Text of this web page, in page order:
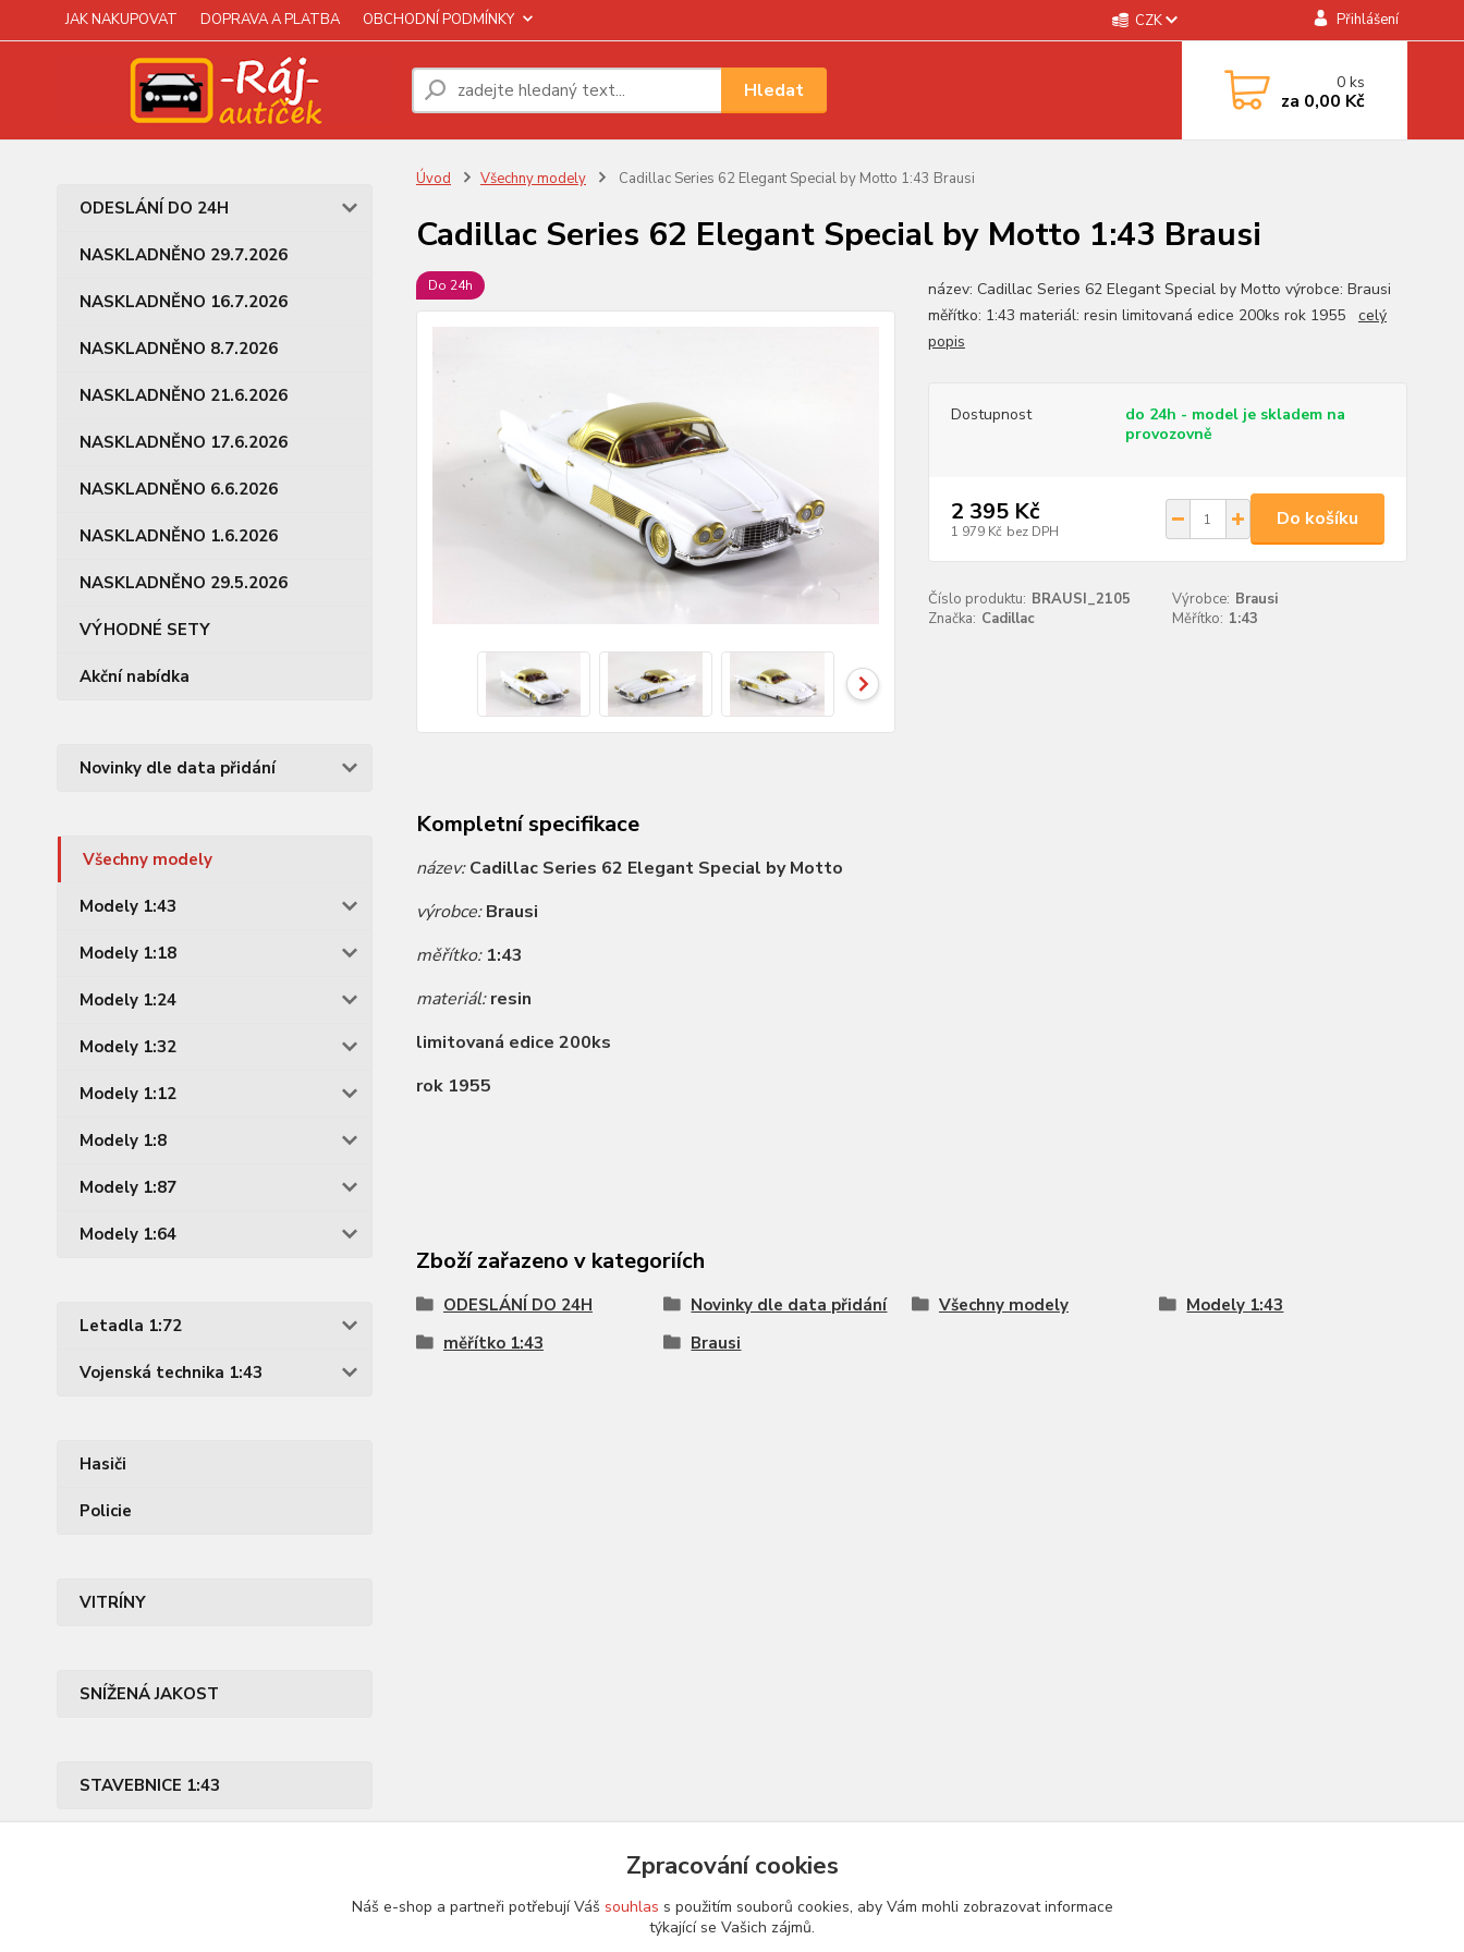
JAK NAKUPOVAT DOPRAVA A PLATBA OBCHODNÍ PODMÍNKY CZK Přihlášení
Hledat 0ks
za 0,00 Kč
ODESLÁNÍ DO 24H
NASKLADNĚNO 29.7.2026
NASKLADNĚNO 16.7.2026
NASKLADNĚNO 8.7.2026
NASKLADNĚNO 21.6.2026
NASKLADNĚNO 17.6.2026
NASKLADNĚNO 6.6.2026
NASKLADNĚNO 1.6.2026
NASKLADNĚNO 29.5.2026
VÝHODNÉ SETY
Akční nabídka
Novinky dle data přidání
Všechny modely
Modely 1:43
Modely 1:18
Modely 1:24
Modely 1:32
Modely 1:12
Modely 1:8
Modely 1:87
Modely 1:64
Letadla 1:72
Vojenská technika 1:43
Hasiči
Policie
VITRÍNY
SNÍŽENÁ JAKOST
STAVEBNICE 1:43
Úvod Všechny modely Cadillac Series 62 Elegant Special by Motto 1:43 Brausi
Cadillac Series 62 Elegant Special by Motto 1:43 Brausi
Do 24h
název: Cadillac Series 62 Elegant Special by Motto výrobce: Brausi
měřítko: 1:43 materiál: resin limitovaná edice 200ks rok 1955 celý
popis
Dostupnost
do 24h - model je skladem na
provozovně
2 395 Kč
1 979 Kč bez DPH
Do košíku
Číslo produktu: BRAUSI_2105 Výrobce: Brausi
Značka: Cadillac Měřítko: 1:43
Kompletní specifikace
název:Cadillac Series 62 Elegant Special by Motto
výrobce:Brausi
měřítko: 1:43
materiál:resin
limitovaná edice 200ks
rok 1955
Zboží zařazeno v kategoriích
ODESLÁNÍ DO 24H Novinky dle data přidání Všechny modely
Modely 1:43
měřítko 1:43
Brausi
Zpracování cookies
Náš e-shop a partneři potřebují Váš souhlas s použitím souborů cookies, aby Vám mohli zobrazovat informace
týkající se Vašich zájmů.